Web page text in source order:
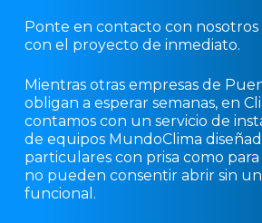
Ponte en contacto con nosotros
con el proyecto de inmediato.
Mientras otras empresas de
obligan a esperar semanas, en
contamos con un servicio de
de equipos MundoClima
particulares con prisa como
no pueden consentir abrir sin
funcional.